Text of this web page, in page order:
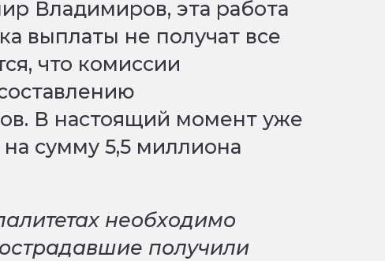
Владимиров, эта работа
выплаты не получат все
что комиссии
В настоящий момент уже
сумму 5,5 миллиона
необходимо
получили